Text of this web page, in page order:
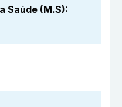
Saúde (M.S):